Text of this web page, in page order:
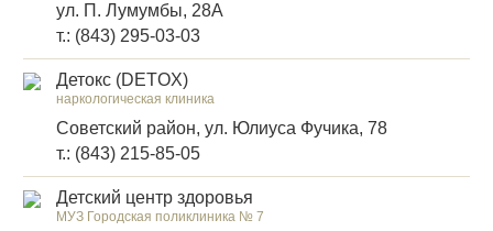
ул. П. Лумумбы, 28А
т.: (843) 295-03-03
Детокс (DETOX)
наркологическая клиника
Советский район, ул. Юлиуса Фучика, 78
т.: (843) 215-85-05
Детский центр здоровья
МУЗ Городская поликлиника № 7